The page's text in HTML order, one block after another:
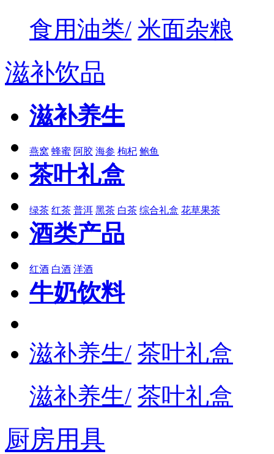
食用油类/ 米面杂粮
滋补饮品
滋补养生
燕窝 蜂蜜 阿胶 海参 枸杞 鲍鱼
茶叶礼盒
绿茶 红茶 普洱 黑茶 白茶 综合礼盒 花草果茶
酒类产品
红酒 白酒 洋酒
牛奶饮料
滋补养生/ 茶叶礼盒
滋补养生/ 茶叶礼盒
厨房用具